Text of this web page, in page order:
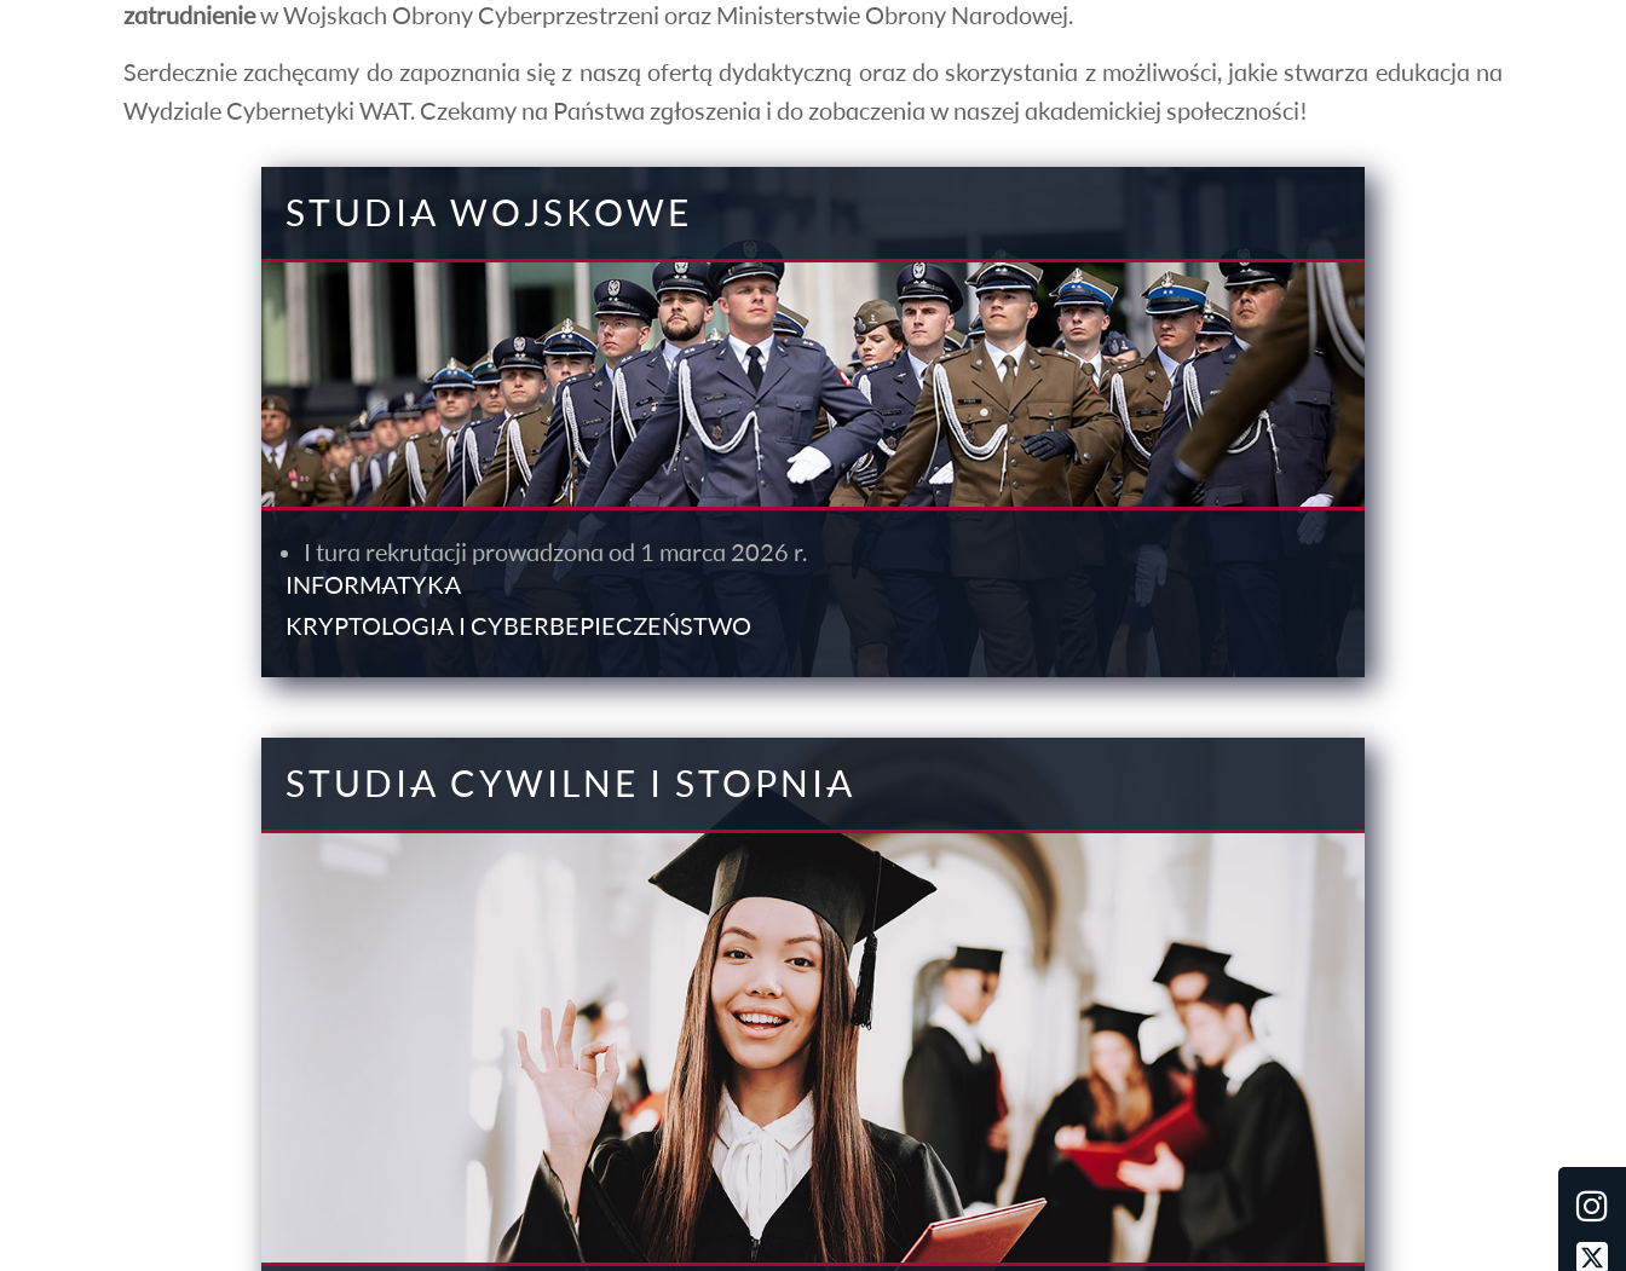
zatrudnieniew Wojskach Obrony Cyberprzestrzeni oraz Ministerstwie Obrony Narodowej.
Serdecznie zachęcamy do zapoznania się z naszą ofertą dydaktyczną oraz do skorzystania z możliwości, jakie stwarza edukacja na
Wydziale Cybernetyki WAT. Czekamy na Państwa zgłoszenia i do zobaczenia w naszej akademickiej społeczności!
STUDIA WOJSKOWE
I tura rekrutacji prowadzona od 1 marca 2026 r.
INFORMATYKA
KRYPTOLOGIA I CYBERBEPIECZEŃSTWO
STUDIA CYWILNE I STOPNIA